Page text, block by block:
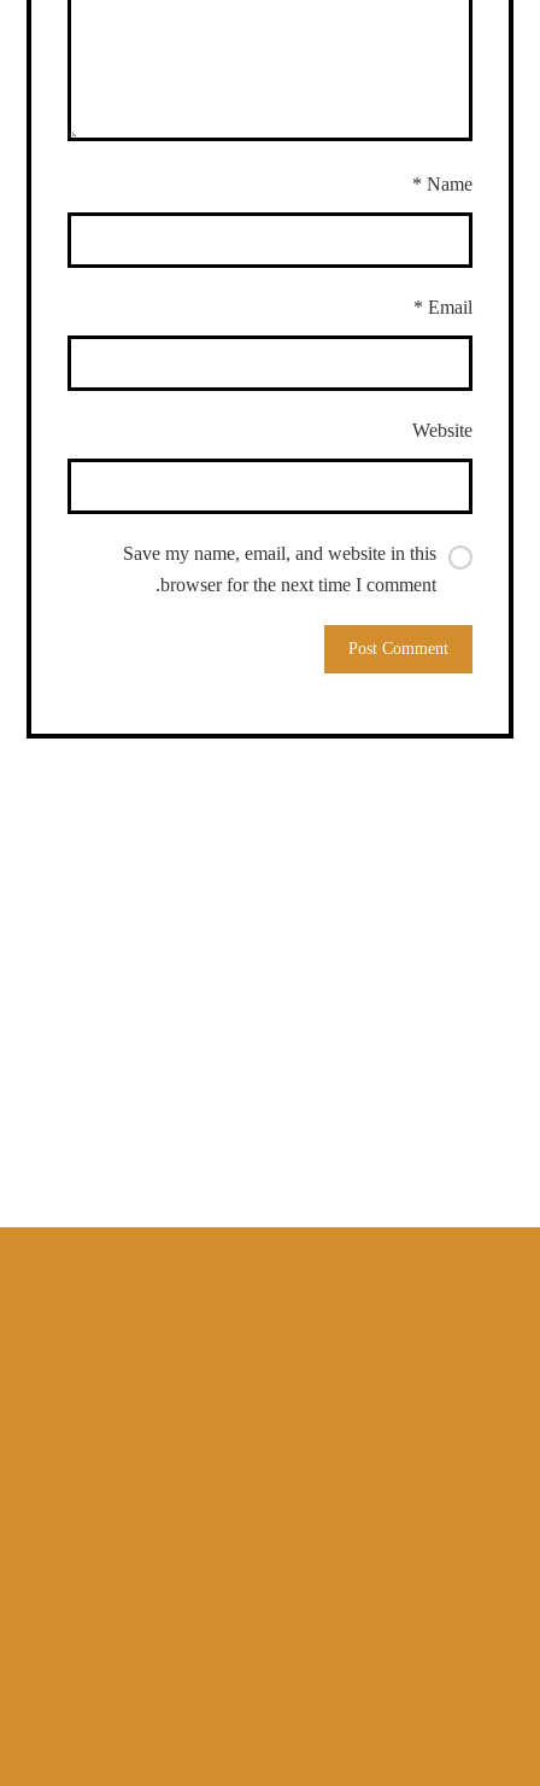
Name
*
Email
*
Website
Save my name, email, and website in this
browser for the next time I comment.